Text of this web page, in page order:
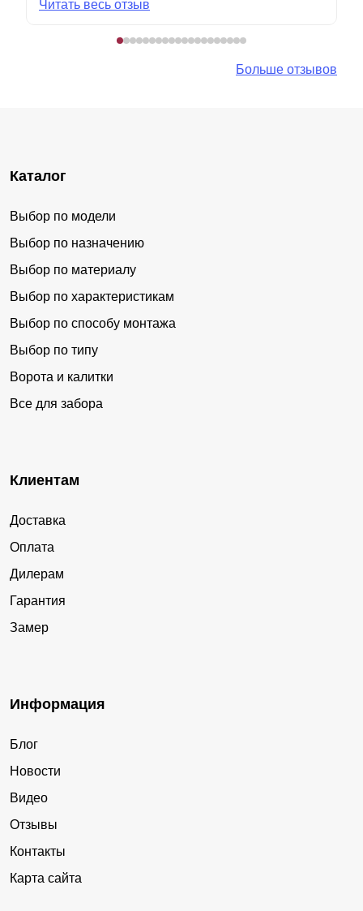
Читать весь отзыв
Больше отзывов
Каталог
Выбор по модели
Выбор по назначению
Выбор по материалу
Выбор по характеристикам
Выбор по способу монтажа
Выбор по типу
Ворота и калитки
Все для забора
Клиентам
Доставка
Оплата
Дилерам
Гарантия
Замер
Информация
Блог
Новости
Видео
Отзывы
Контакты
Карта сайта